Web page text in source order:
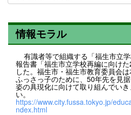
情報モラル
有識者等で組織する「福生市立
報告書「福生市立学校再編に向け
した。福生市・福生市教育委員会
ふっさっ子のために、50年先を見
姿の具現化に向けて取り組んでい
い。
https://www.city.fussa.tokyo.jp/
ndex.html